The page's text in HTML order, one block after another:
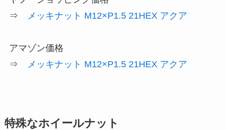
⇒
メッキナット M12×P1.5 21HEX アクア
アマゾン価格
⇒
メッキナット M12×P1.5 21HEX アクア
特殊なホイールナット